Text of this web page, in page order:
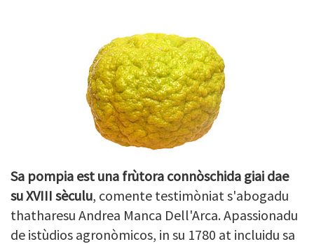
Sa pompia est una frùtora connòschida giai dae
su XVIII sèculu, comente testimòniat s'abogadu
thatharesu Andrea Manca Dell'Arca. Apassionadu
de istùdios agronòmicos, in su 1780 at incluidu sa